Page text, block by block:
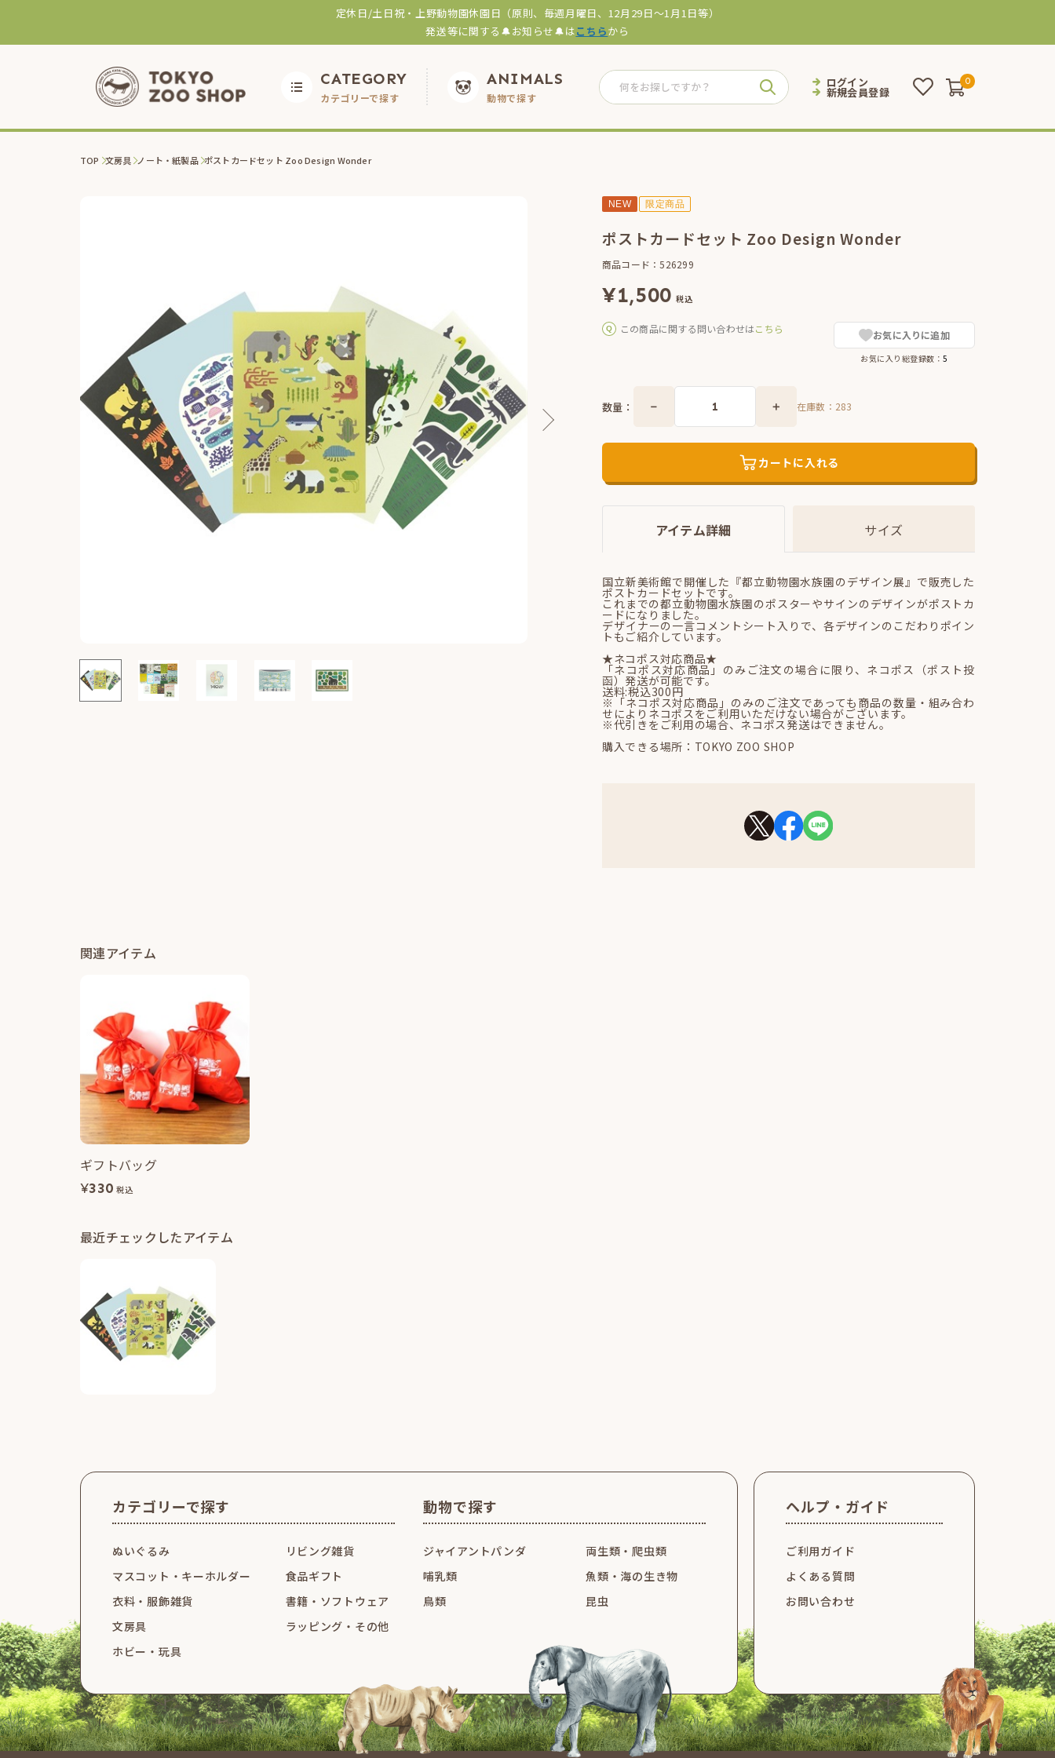
定休日/土日祝・上野動物園休園日（原則、毎週月曜日、12月29日～1月1日等）
発送等に関する🔔お知らせ🔔はこちらから
CATEGORY
カテゴリーで探す
ANIMALS
動物で探す
ログイン
新規会員登録
0
TOP 文房具 ノート・紙製品 ポストカードセット Zoo Design Wonder
NEW 限定商品
ポストカードセット Zoo Design Wonder
商品コード：526299
¥1,500 税込
この商品に関する問い合わせはこちら お気に入りに追加
お気に入り総登録数：5
数量： 在庫数： 283
カートに入れる
アイテム詳細 サイズ
国立新美術館で開催した『都立動物園水族園のデザイン展』で販売した
ポストカードセットです。
これまでの都立動物園水族園のポスターやサインのデザインがポストカ
ードになりました。
デザイナーの一言コメントシート入りで、各デザインのこだわりポイン
トもご紹介しています。
★ネコポス対応商品★
「ネコポス対応商品」のみご注文の場合に限り、ネコポス（ポスト投
函）発送が可能です。
送料:税込300円
※「ネコポス対応商品」のみのご注文であっても商品の数量・組み合わ
せによりネコポスをご利用いただけない場合がございます。
※代引きをご利用の場合、ネコポス発送はできません。
購入できる場所：TOKYO ZOO SHOP
関連アイテム
ギフトバッグ
¥330 税込
最近チェックしたアイテム
カテゴリーで探す
ぬいぐるみ
マスコット・ キーホルダー
衣料・服飾雑貨
文房具
ホビー・玩具
リビング雑貨
食品ギフト
書籍・ソフトウェア
ラッピング・その他
動物で探す
ジャイアントパンダ
哺乳類
鳥類
両生類・爬虫類
魚類・海の生き物
昆虫
ヘルプ・ガイド
ご利用ガイド
よくある質問
お問い合わせ